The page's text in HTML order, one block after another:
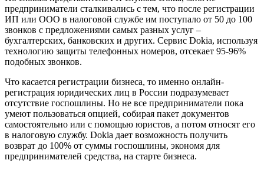
предприниматели сталкивались с тем, что после регистрации
ИП или ООО в налоговой службе им поступало от 50 до 100
звонков с предложениями самых разных услуг –
бухгалтерских, банковских и других. Сервис Dokia, используя
технологию защиты телефонных номеров, отсекает 95-96%
подобных звонков.
Что касается регистрации бизнеса, то именно онлайн-
регистрация юридических лиц в России подразумевает
отсутствие госпошлины. Но не все предприниматели пока
умеют пользоваться опцией, собирая пакет документов
самостоятельно или с помощью юристов, а потом относят его
в налоговую службу. Dokia дает возможность получить
возврат до 100% от суммы госпошлины, экономя для
предпринимателей средства, на старте бизнеса.